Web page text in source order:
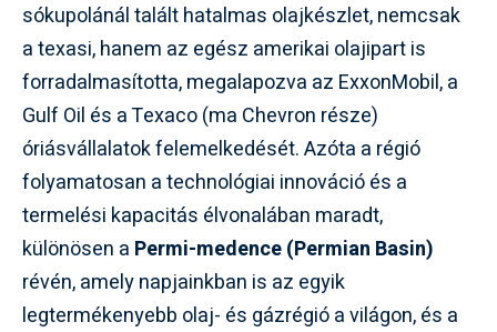
sókupolánál talált hatalmas olajkészlet, nemcsak
a texasi, hanem az egész amerikai olajipart is
forradalmasította, megalapozva az ExxonMobil, a
Gulf Oil és a Texaco (ma Chevron része)
óriásvállalatok felemelkedését. Azóta a régió
folyamatosan a technológiai innováció és a
termelési kapacitás élvonalában maradt,
különösen a Permi-medence (Permian Basin)
révén, amely napjainkban is az egyik
legtermékenyebb olaj- és gázrégió a világon, és a